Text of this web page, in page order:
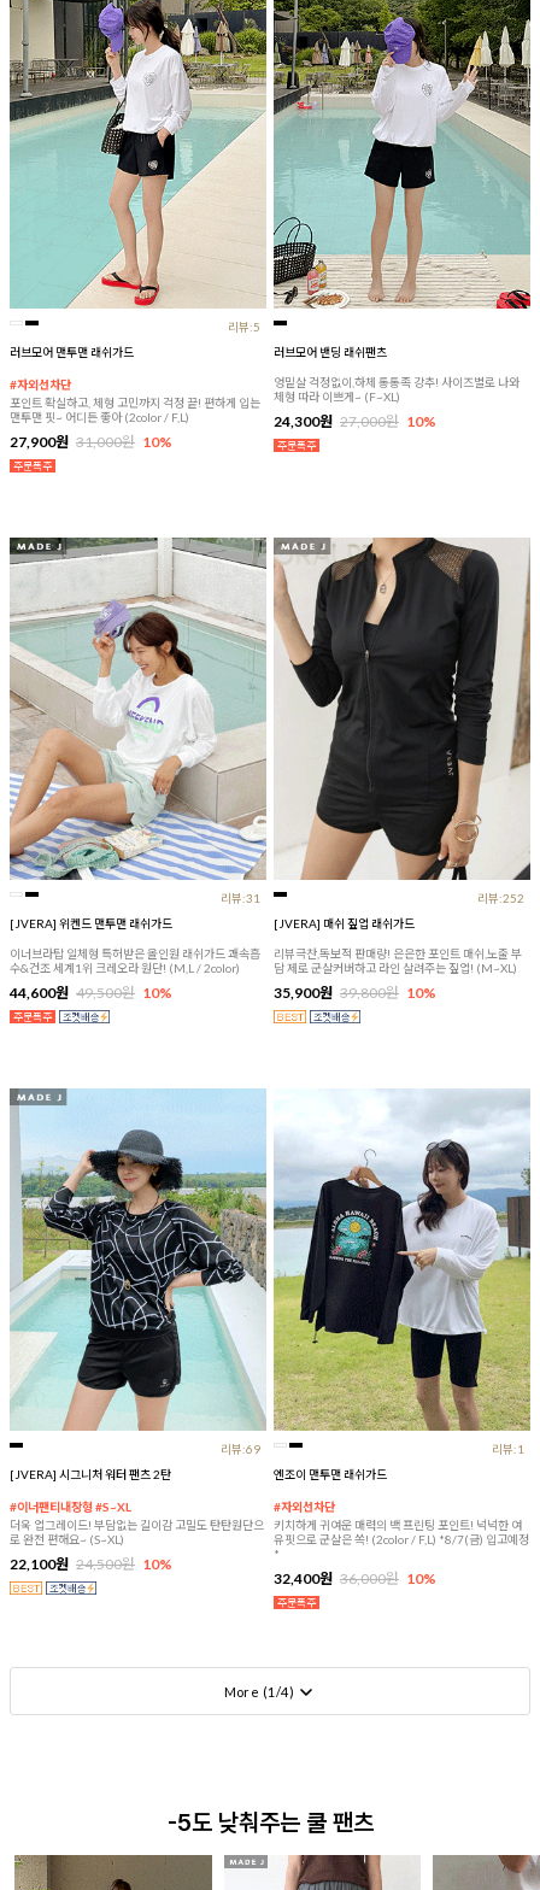
리뷰:5
러브모어 맨투맨 래쉬가드
#자외선차단
포인트 확실하고, 체형 고민까지 걱정 끝! 편하게 입는
맨투맨 핏~ 어디든 좋아 (2color / F,L)
27,900원 31,000원 10%
러브모어 밴딩 래쉬팬츠
엉밑살 걱정없이,하체 통통족 강추! 사이즈별로 나와
체형 따라 이쁘게~ (F~XL)
24,300원 27,000원 10%
리뷰:31
[JVERA] 위켄드 맨투맨 래쉬가드
이너브라탑 일체형 특허받은 올인원 래쉬가드 쾌속흡
수&건조 세계1위 크레오라 원단! (M,L / 2color)
44,600원 49,500원 10%
리뷰:252
[JVERA] 매쉬 짚업 래쉬가드
리뷰극찬,독보적 판매량! 은은한 포인트 매쉬,노출 부
담 제로 군살커버하고 라인 살려주는 짚업! (M~XL)
35,900원 39,800원 10%
리뷰:69
[JVERA] 시그니처 워터 팬츠 2탄
#이너팬티내장형 #S~XL
더욱 업그레이드! 부담없는 길이감 고밀도 탄탄원단으
로 완전 편해요~ (S~XL)
22,100원 24,500원 10%
리뷰:1
엔조이 맨투맨 래쉬가드
#자외선차단
키치하게 귀여운 매력의 백 프린팅 포인트! 넉넉한 여
유핏으로 군살은 쏙! (2color / F,L) *8/7(금) 입고예정
*
32,400원 36,000원 10%
More (1 /4)
-5도 낮춰주는 쿨 팬츠